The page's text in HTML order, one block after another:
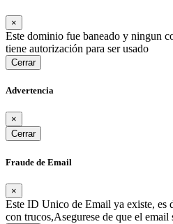
×
Este dominio fue baneado y ningun
tiene autorización para ser usado
Cerrar
Advertencia
×
Cerrar
Fraude de Email
×
Este ID Unico de Email ya existe, es
con trucos,Asegurese de que el email